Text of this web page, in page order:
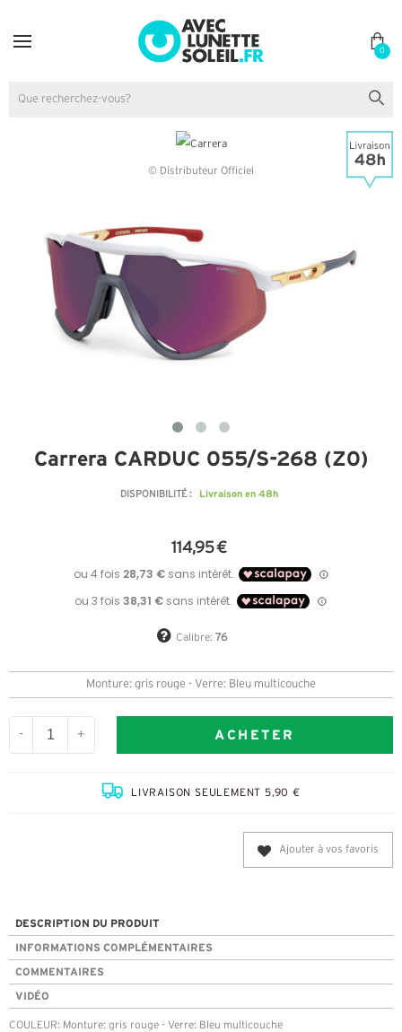
0
© Distributeur Officiel
Carrera CARDUC 055/S-268 (Z0)
DISPONIBILITÉ : Livraison en 48h
114,95 €
Calibre: 76
Monture: gris rouge - Verre: Bleu multicouche
- + ACHETER
LIVRAISON SEULEMENT 5,90 €
Ajouter à vos favoris
DESCRIPTION DU PRODUIT
INFORMATIONS COMPLÉMENTAIRES
COMMENTAIRES
VIDÉO
COULEUR: Monture: gris rouge - Verre: Bleu multicouche